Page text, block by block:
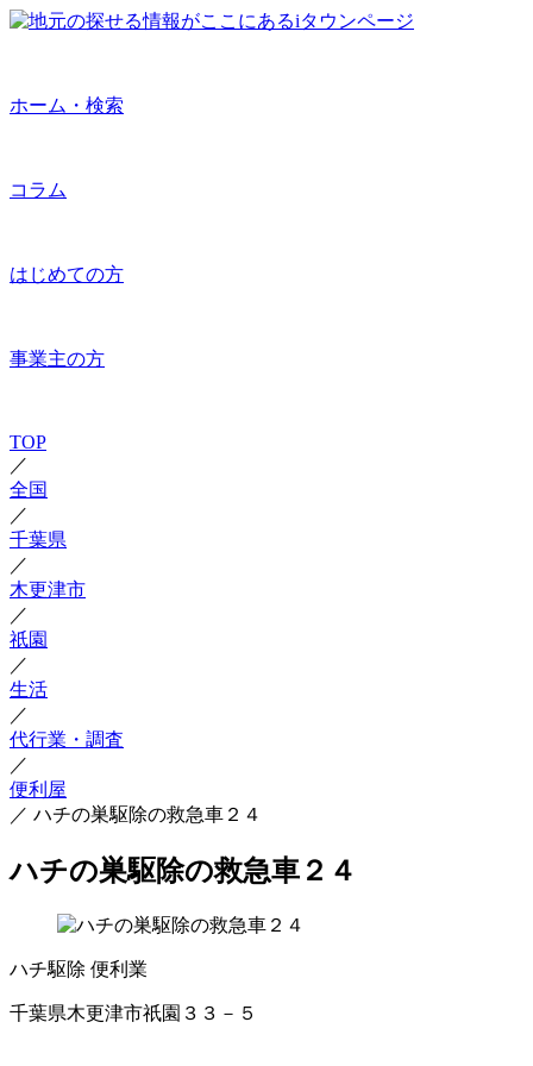
ホーム・検索
コラム
はじめての方
事業主の方
TOP
／
全国
／
千葉県
／
木更津市
／
祇園
／
生活
／
代行業・調査
／
便利屋
／ ハチの巣駆除の救急車２４
ハチの巣駆除の救急車２４
ハチ駆除 便利業
千葉県木更津市祇園３３－５